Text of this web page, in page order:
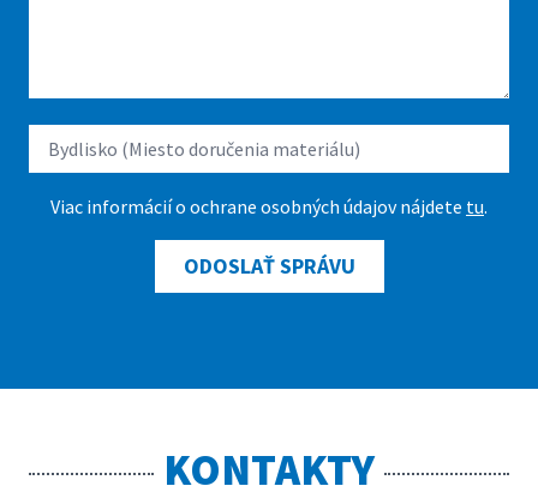
Viac informácií o ochrane osobných údajov nájdete tu.
ODOSLAŤ SPRÁVU
KONTAKTY